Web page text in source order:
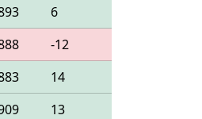
6
-12
14
13